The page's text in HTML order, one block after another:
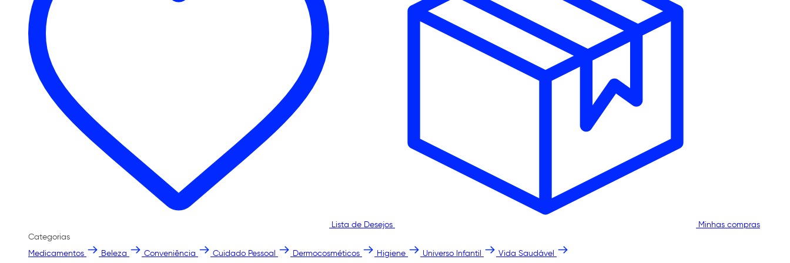
Lista de Desejos
Minhas compras
Categorias
Medicamentos
Beleza Conveniência Cuidado Pessoal Dermocosméticos Higiene Universo Infantil Vida Saudável